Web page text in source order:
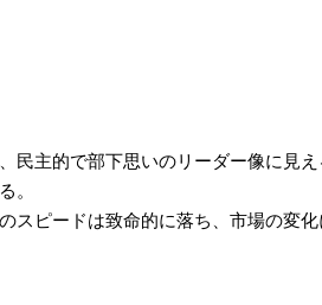
民主的で部下思いのリーダー像に見
。
スピードは致命的に落ち、市場の変